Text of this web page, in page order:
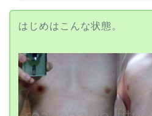
はじめはこんな状態。